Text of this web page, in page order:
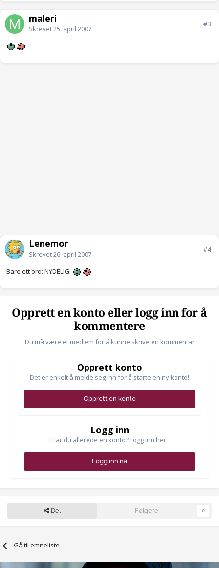
maleri
Skrevet25. april 2007
#3
Lenemor
Skrevet26. april 2007
#4
Bare ett ord: NYDELIG!
Opprett en konto eller logg inn for å
kommentere
Du må være et medlem for å kunne skrive en kommentar
Opprett konto
Det er enkelt å melde seg inn for å starte en ny konto!
Opprett en konto
Logg inn
Har du allerede en konto? Logg inn her.
Logg inn nå
Del Følgere 0
Gå til emneliste